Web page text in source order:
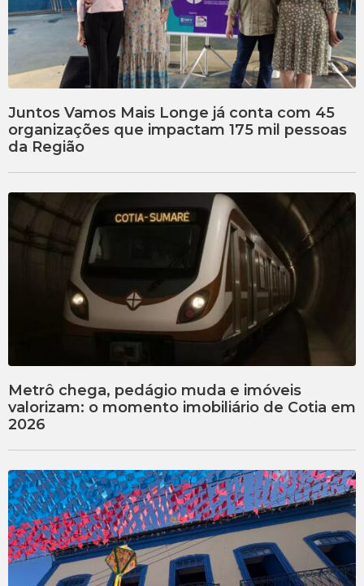
Juntos Vamos Mais Longe já conta com 45
organizações que impactam 175 mil pessoas
da Região
Metrô chega, pedágio muda e imóveis
valorizam: o momento imobiliário de Cotia em
2026